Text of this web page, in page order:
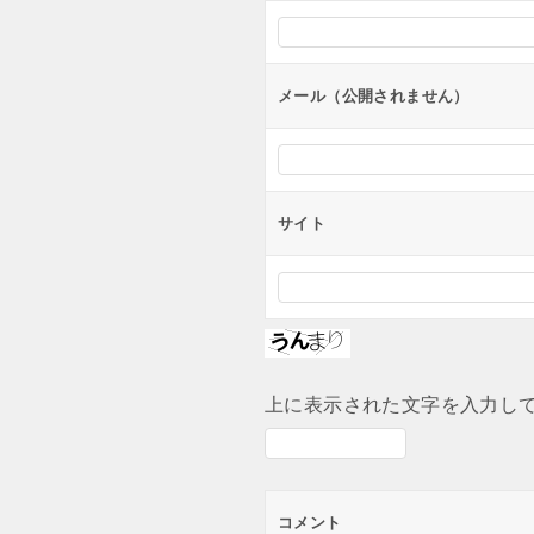
メール（公開されません）
サイト
上に表示された文字を入力し
コメント